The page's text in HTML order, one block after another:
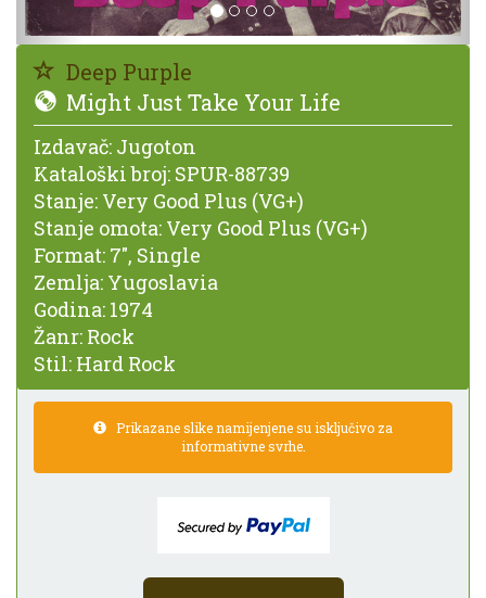
Deep Purple
Might Just Take Your Life
Izdavač: Jugoton
Kataloški broj: SPUR-88739
Stanje: Very Good Plus (VG+)
Stanje omota: Very Good Plus (VG+)
Format: 7", Single
Zemlja: Yugoslavia
Godina: 1974
Žanr: Rock
Stil: Hard Rock
Prikazane slike namijenjene su isključivo za
informativne svrhe.